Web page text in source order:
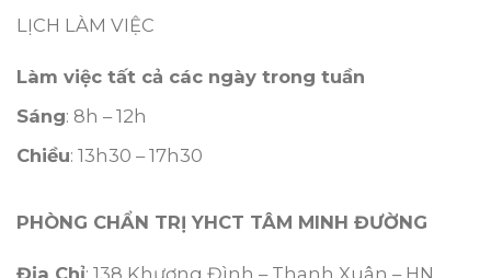
LỊCH LÀM VIỆC
Làm việc tất cả các ngày trong tuần
Sáng: 8h – 12h
Chiều: 13h30 – 17h30
PHÒNG CHẨN TRỊ YHCT TÂM MINH ĐƯỜNG
Địa Chỉ: 138 Khương Đình – Thanh Xuân – HN